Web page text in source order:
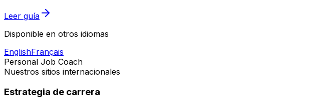
Leer guía
Disponible en otros idiomas
EnglishFrançais
Personal Job Coach
Nuestros sitios internacionales
Estrategia de carrera